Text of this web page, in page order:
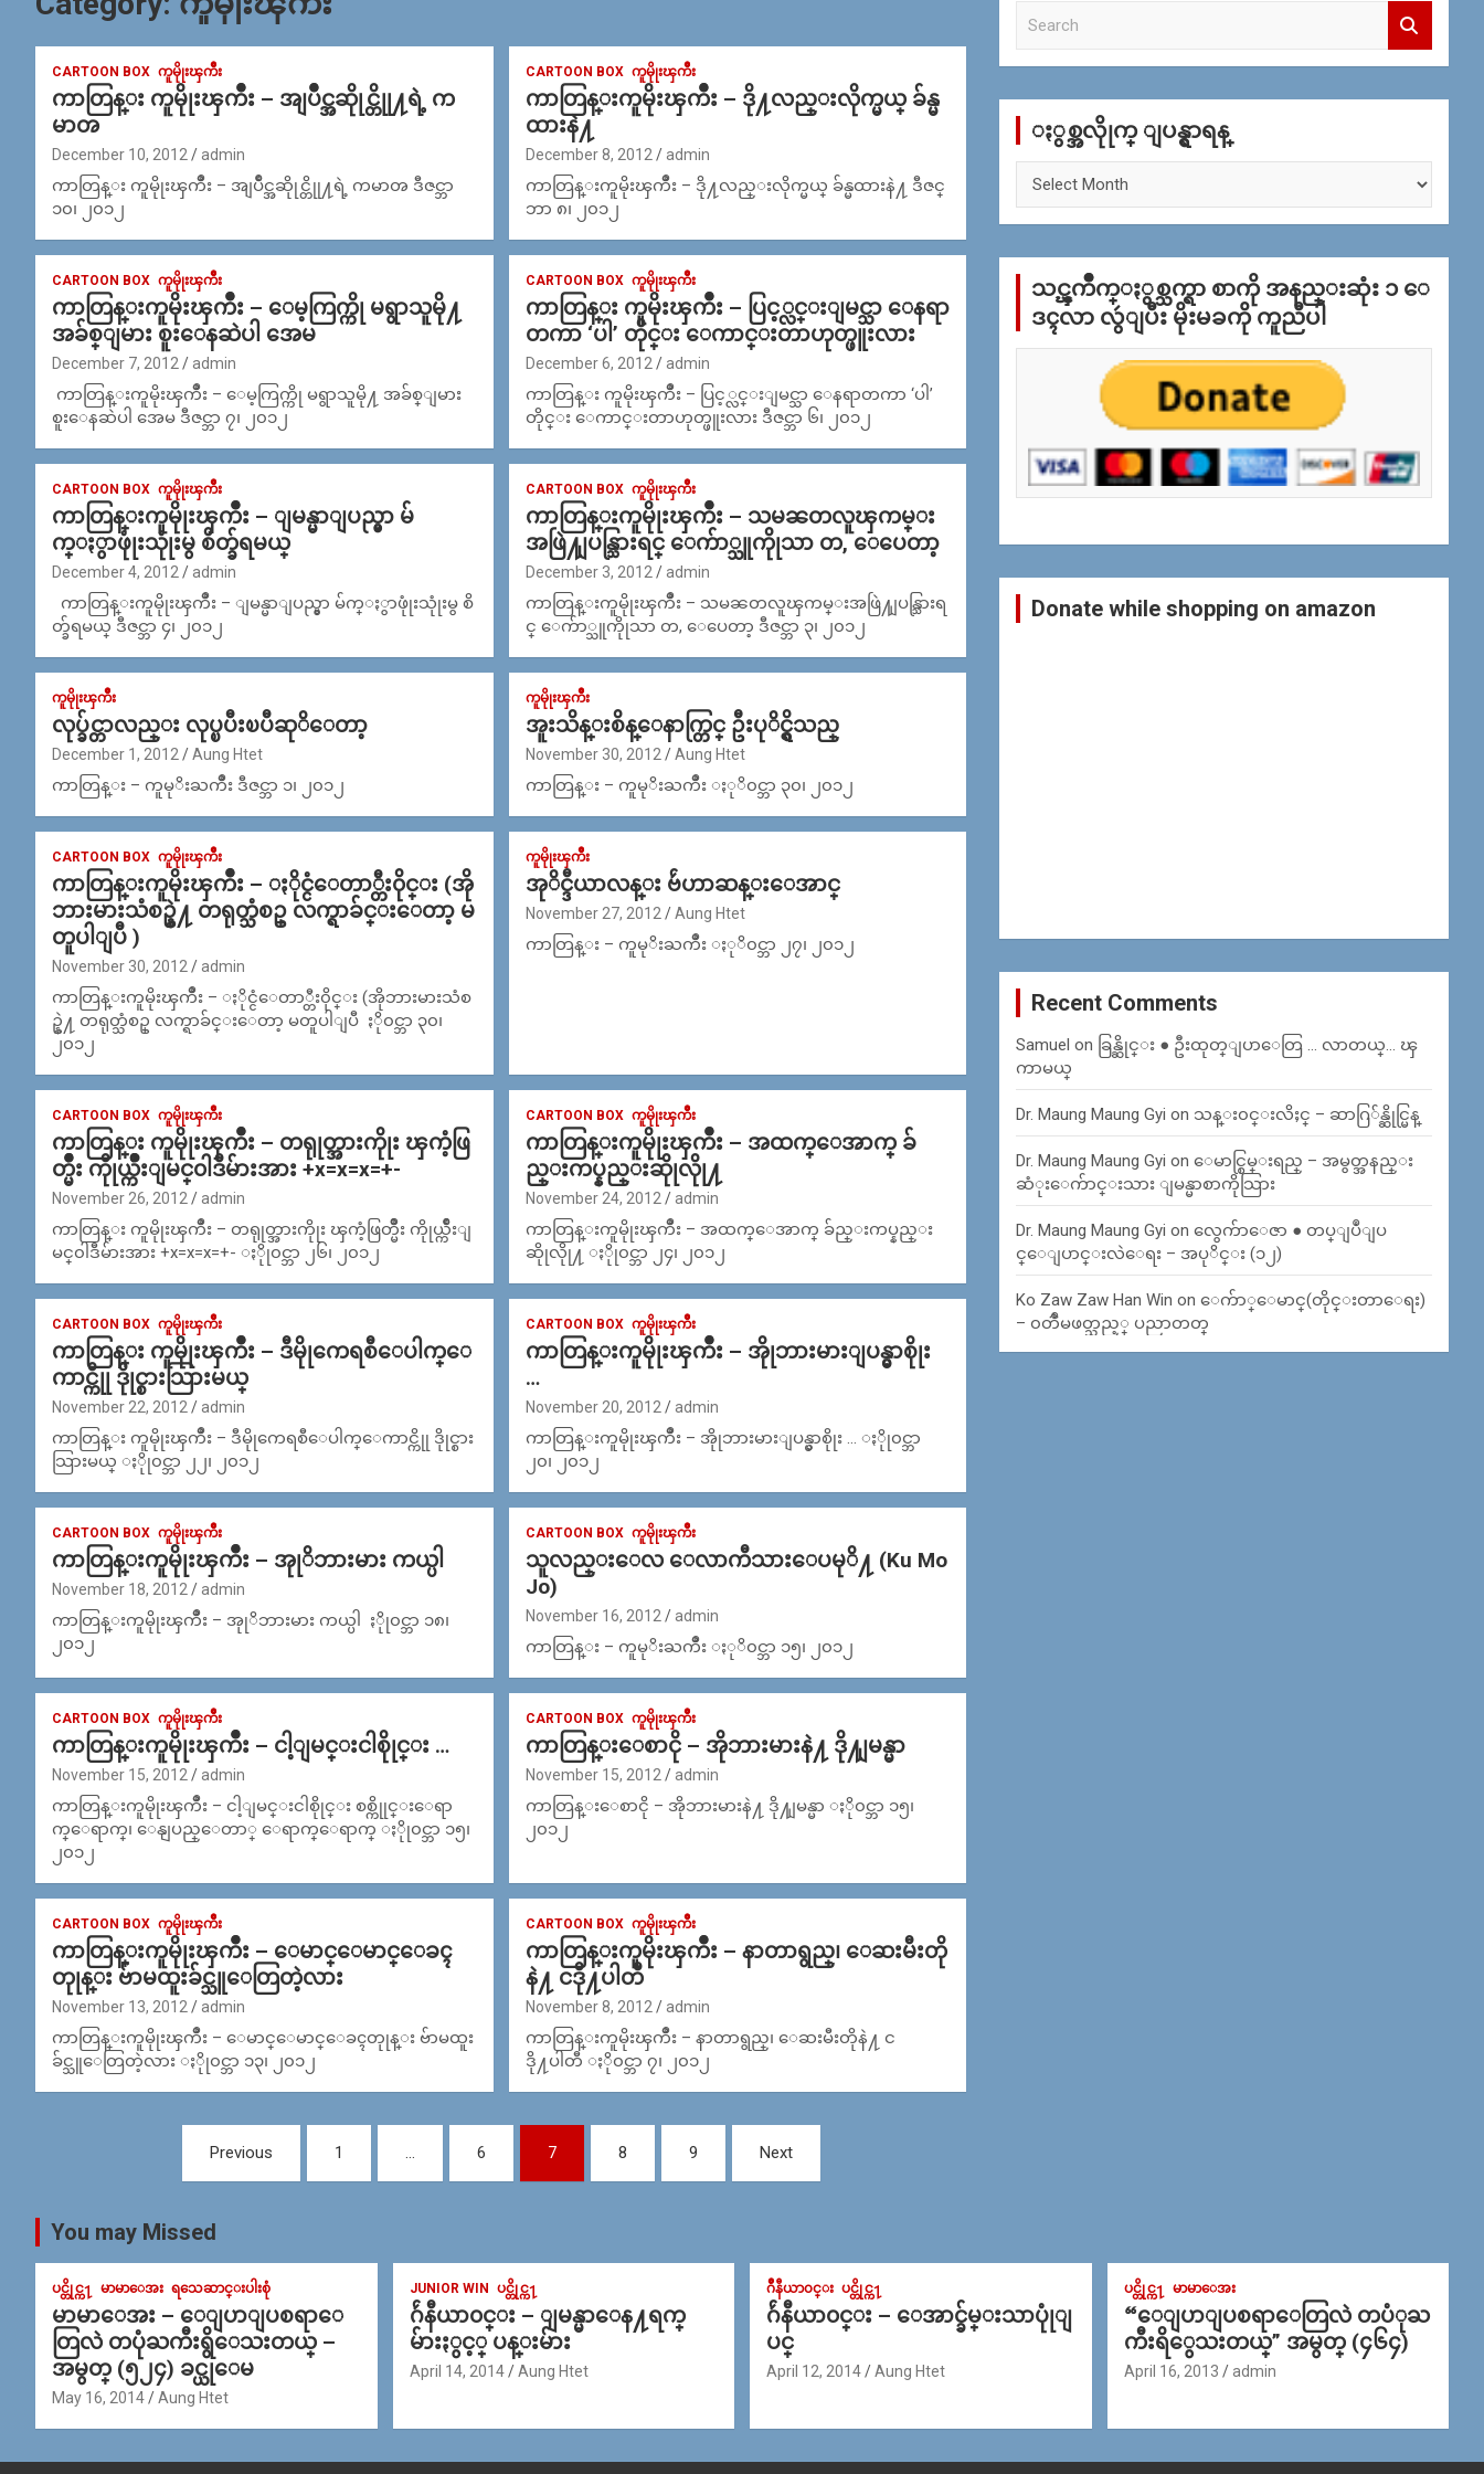
CARTOON BOX ကူမိုုးၾကိဳး
ကာတြန္း ကူမိုုးၾကိဳး – အျပိဳင္အဆိုုင္တိုု႔ရဲ့ က
မာၻ
December 10, 2012 admin
ကာတြန္း ကူမိုုးၾကိဳး – အျပိဳင္အဆိုုင္တိုု႔ရဲ့ ကမာၻ ဒီဇင္ဘာ
၁၀၊ ၂၀၁၂
CARTOON BOX ကူမိုုးၾကိဳး
ကာတြန္းကူမိုးၾကိဳး – ဒို႔လည္းလိုက္မယ္ ခ်န္မ
ထားနဲ႔
December 8, 2012 admin
ကာတြန္းကူမိုးၾကိဳး – ဒို႔လည္းလိုက္မယ္ ခ်န္မထားနဲ႔ ဒီဇင္
ဘာ ၈၊ ၂၀၁၂
CARTOON BOX ကူမိုုးၾကိဳး
ကာတြန္းကူမိုးၾကိဳး – ေမ့ကြက္ကို မရွာသူမို႔
အခ်စ္ျမား စူးေနဆဲပါ အေမ
December 7, 2012 admin
ကာတြန္းကူမိုးၾကိဳး – ေမ့ကြက္ကို မရွာသူမို႔ အခ်စ္ျမား
စူးေနဆဲပါ အေမ ဒီဇင္ဘာ ၇၊ ၂၀၁၂
CARTOON BOX ကူမိုုးၾကိဳး
ကာတြန္း ကူမိုးၾကိဳး – ပြင့္လင္းျမင္သာ ေနရာ
တကာ ‘ပါ’ တိုင္း ေကာင္းတာဟုတ္ဖူးလား
December 6, 2012 admin
ကာတြန္း ကူမိုးၾကိဳး – ပြင့္လင္းျမင္သာ ေနရာတကာ ‘ပါ’
တိုင္း ေကာင္းတာဟုတ္ဖူးလား ဒီဇင္ဘာ ၆၊ ၂၀၁၂
CARTOON BOX ကူမိုုးၾကိဳး
ကာတြန္းကူမိုုးၾကိဳး – ျမန္မာျပည္မွာ မ်
က္ႏွာဖုုံးသုုံးမွ စိတ္ခ်ရမယ္
December 4, 2012 admin
ကာတြန္းကူမိုုးၾကိဳး – ျမန္မာျပည္မွာ မ်က္ႏွာဖုုံးသုုံးမွ စိ
တ္ခ်ရမယ္ ဒီဇင္ဘာ ၄၊ ၂၀၁၂
CARTOON BOX ကူမိုုးၾကိဳး
ကာတြန္းကူမိုုးၾကိဳး – သမၼတလူၾကမ္း
အဖြဲ႔ျပန္သြားရင္ ေက်ာ္သူကိုုသာ တ, ေပေတာ့
December 3, 2012 admin
ကာတြန္းကူမိုုးၾကိဳး – သမၼတလူၾကမ္းအဖြဲ႔ျပန္သြားရ
င္ ေက်ာ္သူကိုုသာ တ, ေပေတာ့ ဒီဇင္ဘာ ၃၊ ၂၀၁၂
ကူမိုုးၾကိဳး
လုပ္ခ်င္တာလည္း လုပ္ၿပီးၿပီဆုိေတာ့
December 1, 2012 Aung Htet
ကာတြန္း – ကူမုိးႀကိဳး ဒီဇင္ဘာ ၁၊ ၂၀၁၂
ကူမိုုးၾကိဳး
အူးသိန္းစိန္ေနာက္တြင္ ဦးပုိင္ရွိသည္
November 30, 2012 Aung Htet
ကာတြန္း – ကူမုိးႀကိဳး ႏုိ၀င္ဘာ ၃၀၊ ၂၀၁၂
CARTOON BOX ကူမိုုးၾကိဳး
ကာတြန္းကူမိုးၾကိဳး – ႏိုင္ငံေတာ္တီး၀ိုင္း (အို
ဘားမားသံစဥ္နဲ႔ တရုတ္သံစဥ္ လက္ရာခ်င္းေတာ့ မ
တူပါျပီ )
November 30, 2012 admin
ကာတြန္းကူမိုးၾကိဳး – ႏိုင္ငံေတာ္တီး၀ိုင္း (အိုဘားမားသံစ
ဥ္နဲ႔ တရုတ္သံစဥ္ လက္ရာခ်င္းေတာ့ မတူပါျပီ ႏို၀င္ဘာ ၃၀၊
၂၀၁၂
ကူမိုုးၾကိဳး
အုိင္ဒီယာလန္း ဗ်ဴဟာဆန္းေအာင္
November 27, 2012 Aung Htet
ကာတြန္း – ကူမုိးႀကိဳး ႏုိ၀င္ဘာ ၂၇၊ ၂၀၁၂
CARTOON BOX ကူမိုုးၾကိဳး
ကာတြန္း ကူမိုုးၾကိဳး – တရုုတ္အားကိုုး ၾကံ့ဖြ
တ္မ်ဳိး ကိုုယ္က်ဳိးျမင္၀ါဒီမ်ားအား +x=x=x=+-
November 26, 2012 admin
ကာတြန္း ကူမိုုးၾကိဳး – တရုုတ္အားကိုုး ၾကံ့ဖြတ္မ်ဳိး ကိုုယ္က်ဳိးျ
မင္၀ါဒီမ်ားအား +x=x=x=+- ႏိုု၀င္ဘာ ၂၆၊ ၂၀၁၂
CARTOON BOX ကူမိုုးၾကိဳး
ကာတြန္းကူမိုုးၾကိဳး – အထက္ေအာက္ ခ်
ည္းကပ္နည္းဆိုုလိုု႔
November 24, 2012 admin
ကာတြန္းကူမိုုးၾကိဳး – အထက္ေအာက္ ခ်ည္းကပ္နည္း
ဆိုုလိုု႔ ႏိုု၀င္ဘာ ၂၄၊ ၂၀၁၂
CARTOON BOX ကူမိုုးၾကိဳး
ကာတြန္း ကူမိုုးၾကိဳး – ဒီမိုုကေရစီေပါက္ေ
ကာင္ကိုု ဒိုုင္စားသြားမယ္
November 22, 2012 admin
ကာတြန္း ကူမိုုးၾကိဳး – ဒီမိုုကေရစီေပါက္ေကာင္ကိုု ဒိုုင္စား
သြားမယ္ ႏိုု၀င္ဘာ ၂၂၊ ၂၀၁၂
CARTOON BOX ကူမိုုးၾကိဳး
ကာတြန္းကူမိုုးၾကိဳး – အိုုဘားမားျပန္မွာစိုုး
…
November 20, 2012 admin
ကာတြန္းကူမိုုးၾကိဳး – အိုုဘားမားျပန္မွာစိုုး … ႏိုု၀င္ဘာ
၂၀၊ ၂၀၁၂
CARTOON BOX ကူမိုုးၾကိဳး
ကာတြန္းကူမိုုးၾကိဳး – အုုိဘားမား ကယ္ပါ
November 18, 2012 admin
ကာတြန္းကူမိုုးၾကိဳး – အုုိဘားမား ကယ္ပါ ႏိုု၀င္ဘာ ၁၈၊
၂၀၁၂
CARTOON BOX ကူမိုုးၾကိဳး
သူလည္းေလ ေလာကီသားေပမုိ႔ (Ku Mo
Jo)
November 16, 2012 admin
ကာတြန္း – ကူမုိးႀကိဳး ႏုိ၀င္ဘာ ၁၅၊ ၂၀၁၂
CARTOON BOX ကူမိုုးၾကိဳး
ကာတြန္းကူမိုုးၾကိဳး – ငါ့ျမင္းငါစိုုင္း …
November 15, 2012 admin
ကာတြန္းကူမိုုးၾကိဳး – ငါ့ျမင္းငါစိုုင္း စစ္ကိုုင္းေရာ
က္ေရာက္၊ ေနျပည္ေတာ္ ေရာက္ေရာက္ ႏိုု၀င္ဘာ ၁၅၊
၂၀၁၂
CARTOON BOX ကူမိုုးၾကိဳး
ကာတြန္းေစာငို – အိုဘားမားနဲ႔ ဒို႔ျမန္မာ
November 15, 2012 admin
ကာတြန္းေစာငို – အိုဘားမားနဲ႔ ဒို႔ျမန္မာ ႏို၀င္ဘာ ၁၅၊
၂၀၁၂
CARTOON BOX ကူမိုုးၾကိဳး
ကာတြန္းကူမိုုးၾကိဳး – ေမာင္ေမာင္ေခၚ
တုုန္း ဗ်ာမထူးခ်င္သူေတြတဲ့လား
November 13, 2012 admin
ကာတြန္းကူမိုုးၾကိဳး – ေမာင္ေမာင္ေခၚတုုန္း ဗ်ာမထူး
ခ်င္သူေတြတဲ့လား ႏိုု၀င္ဘာ ၁၃၊ ၂၀၁၂
CARTOON BOX ကူမိုုးၾကိဳး
ကာတြန္းကူမိုးၾကိဳး – နာတာရွည္၊ ေဆးမီးတို
နဲ႔ ငဒို႔ပါတီ
November 8, 2012 admin
ကာတြန္းကူမိုးၾကိဳး – နာတာရွည္၊ ေဆးမီးတိုနဲ႔ င
ဒို႔ပါတီ ႏို၀င္ဘာ ၇၊ ၂၀၁၂
navigation
Previous 1 … 6 7 8 9 Next
c
ႏွစ္အလိုုက္ ျပန္ရွာရန္
က္
န္
သင္ၾကိဳက္ႏွစ္သက္ရာ စာကို အနည္းဆုံး ၁ ေ
ဒၚလာ လွဴျပီး မိုးမခကို ကူညီပါ
Donate while shopping on amazon
Recent Comments
Samuel on ခြန္ဆိုင္း ● ဦးထုတ္ျပာေတြ … လာတယ္… ၾ
ကာမယ္
Dr. Maung Maung Gyi on သန္း၀င္းလိႈင္ – ဆာဂြ်န္ဆိုင္မြန္
Dr. Maung Maung Gyi onေမာင္စြမ္းရည္ – အမွတ္အနည္း
ဆံုးေက်ာင္းသား ျမန္မာစာကိုသြား
Dr. Maung Maung Gyi onလွေက်ာေဇာ ● တပ္ျပဳျပ
င္ေျပာင္းလဲေရး – အပုိင္း (၁၂)
Ko Zaw Zaw Han Win onေက်ာ္ေမာင္(တိုင္းတာေရး)
– ၀တၳဳမဖတ္သည့္ ပညာတတ္
You may Missed
ပင္တိုင္က႑ မာမာေအး ရသေဆာင္းပါးစုံ
မာမာေအး – ေျပာျပစရာေ
တြလဲ တပုံႀကီးရွိေသးတယ္ –
အမွတ္ (၅၂၄) ခင္ယုေမ
May 16, 2014 Aung Htet
JUNIOR WIN ပင္တိုင္က႑
ဂ်ဴနီယာ၀င္း – ျမန္မာေန႔ရက္
မ်ားႏွင့္ ပန္းမ်ား
April 14, 2014 Aung Htet
ဂ်ဳနီယာ၀င္း ပင္တိုင္က႑
ဂ်ဴနီယာ၀င္း – ေအာင္ခ်မ္းသာပုုံျ
ပင္
April 12, 2014 Aung Htet
ပင္တိုင္က႑ မာမာေအး
“ေျပာျပစရာေတြလဲ တပံုႀ
ကီးရိွေသးတယ္” အမွတ္ (၄၆၄)
April 16, 2013 admin